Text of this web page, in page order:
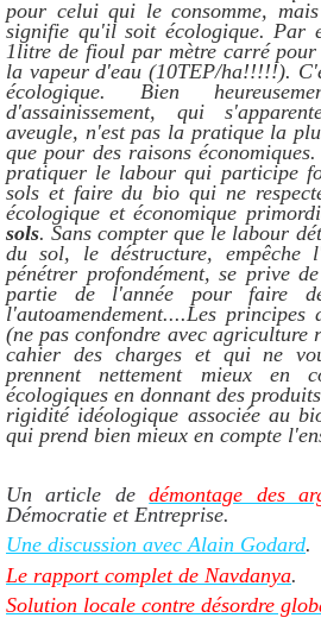
pour celui qui le consomme,
signifie qu'il soit écologique. Par
1litre de fioul par mètre carré
la vapeur d'eau (10TEP/ha!!!!!).
écologique. Bien
d'assainissement, qui
aveugle, n'est pas la pratique la
que pour des raisons
pratiquer le labour qui participe
sols et faire du bio qui ne
écologique et économique
sols. Sans compter que le labour
du sol, le déstructure, empêche
pénétrer profondément, se prive
partie de l'année pour faire
l'autoamendement....Les principes
(ne pas confondre avec agriculture
cahier des charges et qui ne
prennent nettement mieux en
écologiques en donnant des
rigidité idéologique associée au
qui prend bien mieux en compte
Un article dedémontage des
Démocratie et Entreprise.
Une discussion avec Alain Godard.
Le rapport complet de Navdanya.
Solution locale contre désordre